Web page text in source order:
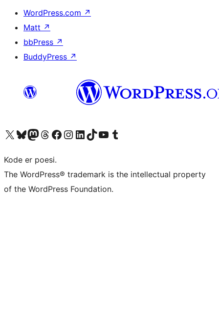
WordPress.com ↗
Matt ↗
bbPress ↗
BuddyPress ↗
Visit our X (formerly Twitter) account
Visit our Bluesky account
Visit our Mastodon account
Visit our Threads account
Visit our Facebook page
Visit our Instagram account
Visit our LinkedIn account
Visit our TikTok account
Visit our YouTube channel
Visit our Tumblr account
Kode er poesi.
The WordPress® trademark is the intellectual property
of the WordPress Foundation.